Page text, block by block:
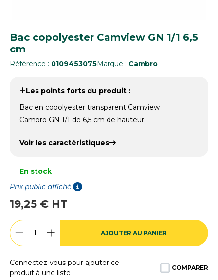
Bac copolyester Camview GN 1/1 6,5
cm
Référence : 0109453075Marque : Cambro
Les points forts du produit :
Bac en copolyester transparent Camview
Cambro GN 1/1 de 6,5 cm de hauteur.
Voir les caractéristiques
En stock
Prix public affiché
19,25 € HT
AJOUTER AU PANIER
Connectez-vous pour ajouter ce
produit à une liste
COMPARER